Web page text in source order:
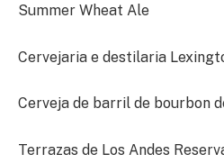
Summer Wheat Ale
Cervejaria e destilaria
Cerveja de barril de bourbon
Terrazas de Los Andes